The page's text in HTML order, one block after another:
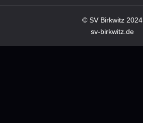
© SV Birkwitz 2024
sv-birkwitz.de